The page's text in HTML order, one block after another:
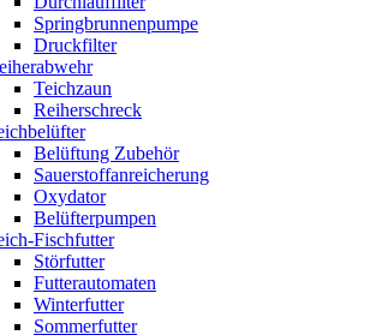
Springbrunnenpumpe
Druckfilter
Teichzaun
Reiherschreck
Belüftung Zubehör
Sauerstoffanreicherung
Oxydator
Belüfterpumpen
Fischfutter
Störfutter
Futterautomaten
Winterfutter
Sommerfutter